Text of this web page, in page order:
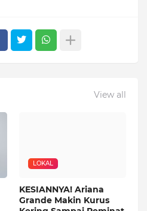
View all
LOKAL
KESIANNYA! Ariana
Grande Makin Kurus